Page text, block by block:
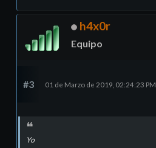
h4x0r
Equipo
#3 01 de Marzo de 2019, 02:24:23 PM
Yo